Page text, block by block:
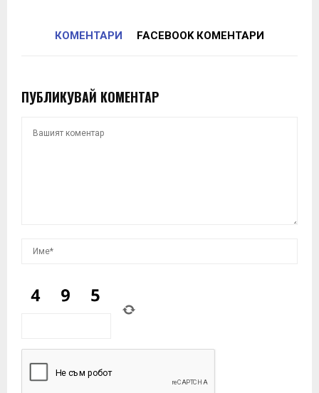
КОМЕНТАРИ FACEBOOK КОМЕНТАРИ
ПУБЛИКУВАЙ КОМЕНТАР